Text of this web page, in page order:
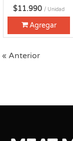
$11.990 / Unidad
Agregar
« Anterior